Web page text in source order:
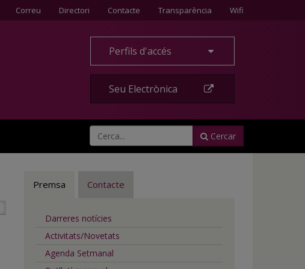
Correu Directori Contacte
Contacte Transparència Wifi
Perfils d'accés
Seu Electrònica
Cercar
Premsa Contacte
Darreres notícies
Activitats/Novetats
Agenda Setmanal